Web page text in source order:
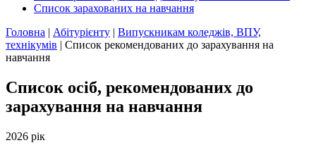
Список зарахованих на навчання
Головна | Абітурієнту | Випускникам коледжів, ВПУ,
технікумів | Список рекомендованих до зарахування на
навчання
Список осіб, рекомендованих до
зарахування на навчання
2026 рік